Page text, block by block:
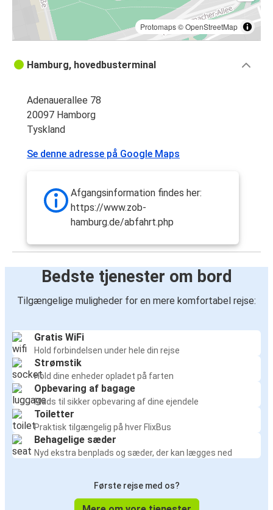
Protomaps©OpenStreetMap
Hamburg, hovedbusterminal
Adenauerallee 78
20097 Hamborg
Tyskland
Se denne adresse på Google Maps
Afgangsinformation findes her:
https://www.zob-
hamburg.de/abfahrt.php
Bedste tjenester om bord
Tilgængelige muligheder for en mere komfortabel rejse:
Gratis WiFi
Hold forbindelsen under hele din rejse
Strømstik
Hold dine enheder opladet på farten
Opbevaring af bagage
Plads til sikker opbevaring af dine ejendele
Toiletter
Praktisk tilgængelig på hver FlixBus
Behagelige sæder
Nyd ekstra benplads og sæder, der kan lægges ned
Første rejse med os?